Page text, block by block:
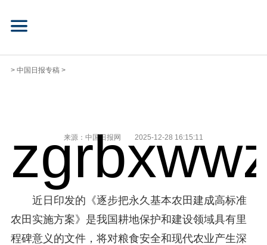
> 中国日报专稿 >
来源：中国日报网 2025-12-28 16:15:11
近日印发的《逐步把永久基本农田建成高标准
农田实施方案》是我国耕地保护和建设领域具有里
程碑意义的文件，将对粮食安全和现代农业产生深